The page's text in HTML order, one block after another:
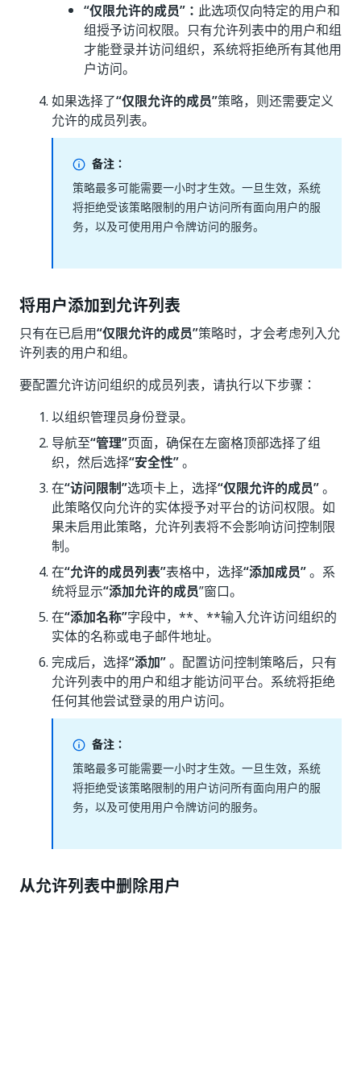
“仅限允许的成员”： 此选项仅向特定的用户和
组授予访问权限。只有允许列表中的用户和组
才能登录并访问组织，系统将拒绝所有其他用
户访问。
如果选择了“仅限允许的成员”策略，则还需要定义
允许的成员列表。
备注：
策略最多可能需要一小时才生效。一旦生效，系统
将拒绝受该策略限制的用户访问所有面向用户的服
务，以及可使用用户令牌访问的服务。
将用户添加到允许列表
只有在已启用“仅限允许的成员”策略时，才会考虑列入允
许列表的用户和组。
要配置允许访问组织的成员列表，请执行以下步骤：
以组织管理员身份登录。
导航至“管理”页面，确保在左窗格顶部选择了组
织，然后选择“安全性”。
在“访问限制”选项卡上，选择“仅限允许的成员”。
此策略仅向允许的实体授予对平台的访问权限。如
果未启用此策略，允许列表将不会影响访问控制限
制。
在“允许的成员列表”表格中，选择“添加成员”。系
统将显示“添加允许的成员”窗口。
在“添加名称”字段中，**、**输入允许访问组织的
实体的名称或电子邮件地址。
完成后，选择“添加”。配置访问控制策略后，只有
允许列表中的用户和组才能访问平台。系统将拒绝
任何其他尝试登录的用户访问。
备注：
策略最多可能需要一小时才生效。一旦生效，系统
将拒绝受该策略限制的用户访问所有面向用户的服
务，以及可使用用户令牌访问的服务。
从允许列表中删除用户